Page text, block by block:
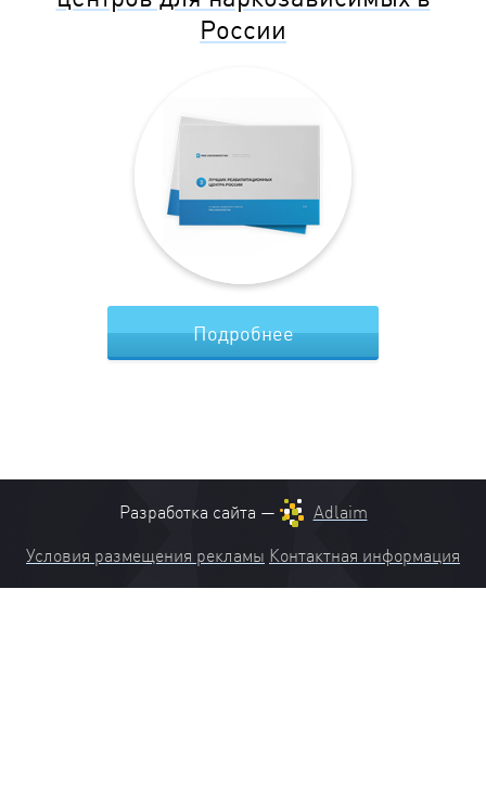
России
Подробнее
Разработка сайта —
Adlaim
Условия размещения рекламы Контактная информация